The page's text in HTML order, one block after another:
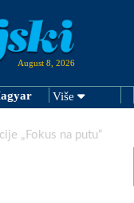
August 8, 2026
Više
„Fokus na putu“